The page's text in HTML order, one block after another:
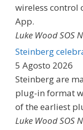
wireless control
App.
Luke Wood SOS
Steinberg
5 Agosto 2026
Steinberg are
plug-in format
of the earliest
Luke Wood SOS